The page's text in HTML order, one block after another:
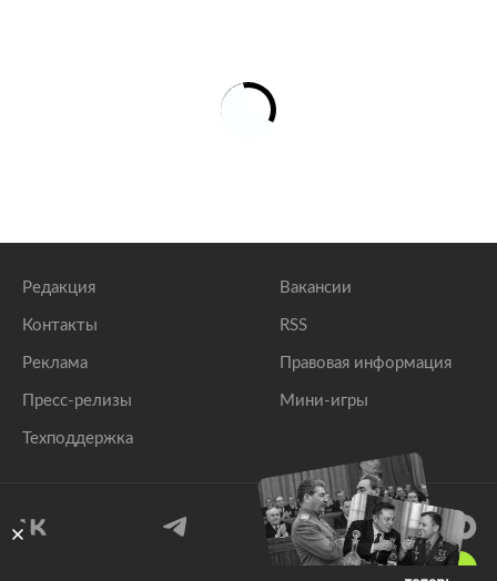
Редакция
Контакты
Реклама
Пресс-релизы
Техподдержка
Вакансии
RSS
Правовая информация
Мини-игры